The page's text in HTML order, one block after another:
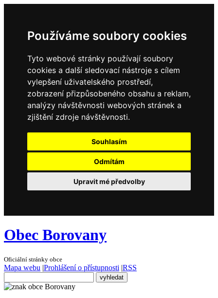
Používáme soubory cookies
Tyto webové stránky používají soubory
cookies a další sledovací nástroje s cílem
vylepšení uživatelského prostředí,
zobrazení přizpůsobeného obsahu a reklam,
analýzy návštěvnosti webových stránek a
zjištění zdroje návštěvnosti.
Souhlasím
Odmítám
Upravit mé předvolby
Obec Borovany
Oficiální stránky obce
Mapa webu |Prohlášení o přístupnosti |RSS